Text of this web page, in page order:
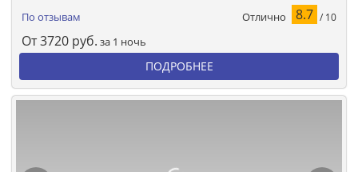
По отзывам Отлично 8.7 / 10
От3720 руб. за 1 ночь
ПОДРОБНЕЕ